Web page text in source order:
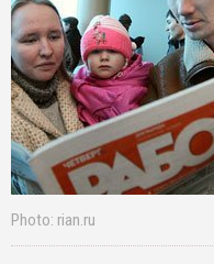
Photo: rian.ru